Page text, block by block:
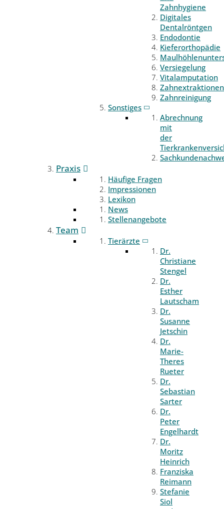
Zahnhygiene
Digitales
Dentalröntgen
Endodontie
Kieferorthopädie
Versiegelung
Vitalamputation
Zahnextraktionen
Zahnreinigung
Sonstiges
Abrechnung
mit
der
Praxis
Häufige Fragen
Impressionen
Lexikon
News
Stellenangebote
Team
Tierärzte
Dr.
Christiane
Stengel
Dr.
Esther
Lautscham
Dr.
Susanne
Jetschin
Dr.
Marie-
Theres
Rueter
Dr.
Sebastian
Sarter
Dr.
Peter
Engelhardt
Dr.
Moritz
Heinrich
Franziska
Reimann
Stefanie
Siol